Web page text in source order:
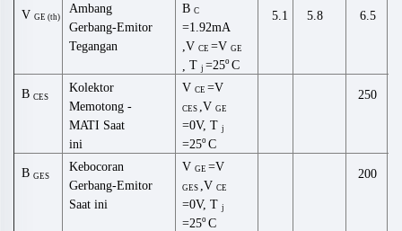
VGE(th)
Ambang
Gerbang-Emitor
Tegangan
BC
=1.92mA
,VCE=VGE
Tj=25o C
5.1 5.8 6.5
BCES
Kolektor
Memotong-
MATI Saat
ini
VCE=V
CES ,VGE
=0V,Tj
=25o C
250
BGES
Kebocoran
Gerbang-Emitor
Saat ini
VGE=V
GES ,VCE
=0V,Tj
=25o C
200